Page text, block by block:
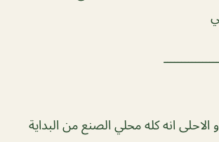
انه كله محلي الصنع من البداية